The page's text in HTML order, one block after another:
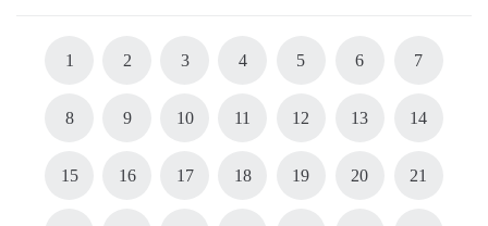
1 2 3 4 5 6 7
8 9 10 11 12 13 14
15 16 17 18 19 20 21